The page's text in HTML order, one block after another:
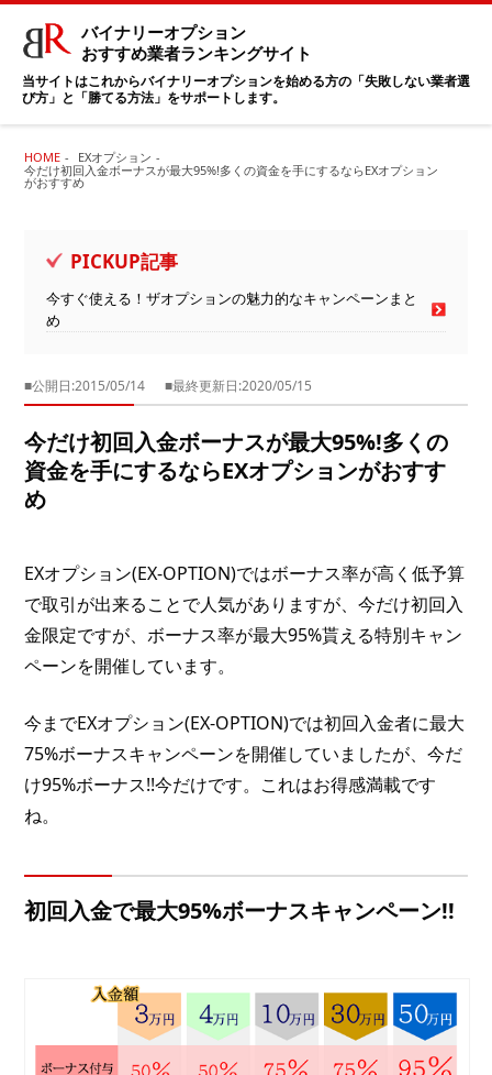
バイナリーオプション
おすすめ業者ランキングサイト
当サイトはこれからバイナリーオプションを始める方の「失敗しない業者選
び方」と「勝てる方法」をサポートします。
HOME
EXオプション
今だけ初回入金ボーナスが最大95%!多くの資金を手にするならEXオプション
がおすすめ
PICKUP記事
今すぐ使える！ザオプションの魅力的なキャンペーンまと
め
■公開日:2015/05/14 ■最終更新日:2020/05/15
今だけ初回入金ボーナスが最大95%!多くの
資金を手にするならEXオプションがおすす
め
EXオプション(EX-OPTION)ではボーナス率が高く低予算
で取引が出来ることで人気がありますが、今だけ初回入
金限定ですが、ボーナス率が最大95%貰える特別キャン
ペーンを開催しています。
今までEXオプション(EX-OPTION)では初回入金者に最大
75%ボーナスキャンペーンを開催していましたが、今だ
け95%ボーナス!!今だけです。これはお得感満載です
ね。
初回入金で最大95%ボーナスキャンペーン!!